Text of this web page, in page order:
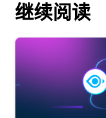
继续阅读